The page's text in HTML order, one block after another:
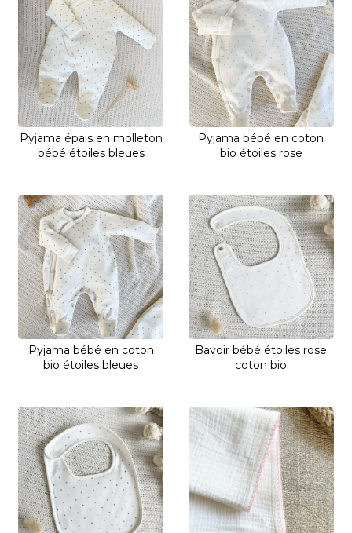
Pyjama épais en molleton
bébé étoiles bleues
Pyjama bébé en coton
bio étoiles rose
Pyjama bébé en coton
bio étoiles bleues
Bavoir bébé étoiles rose
coton bio